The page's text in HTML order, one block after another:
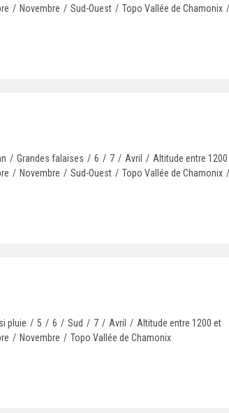
/ Novembre / Sud-Ouest / Topo Vallée de Chamonix /
/ Grandes falaises / 6 / 7 / Avril / Altitude entre
/ Novembre / Sud-Ouest / Topo Vallée de Chamonix /
pluie / 5 / 6 / Sud / 7 / Avril / Altitude entre 1200 et
/ Novembre / Topo Vallée de Chamonix